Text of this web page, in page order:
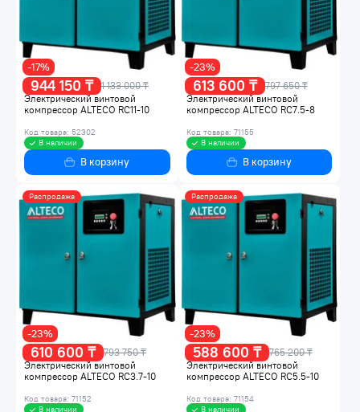
944 150 ₸ 1 133 000 ₸
-17%
Электрический винтовой
компрессор ALTECO RC11-10
Код товара: 52302
В наличии
В корзину
613 600 ₸ 797 650 ₸
-23%
Электрический винтовой
компрессор ALTECO RC7.5-8
Код товара: 71155
В наличии
В корзину
Распродажа
610 600 ₸ 793 750 ₸
-23%
Электрический винтовой
компрессор ALTECO RC3.7-10
Код товара: 71152
В наличии
Распродажа
588 600 ₸ 765 200 ₸
-23%
Электрический винтовой
компрессор ALTECO RC5.5-10
Код товара: 71154
В наличии